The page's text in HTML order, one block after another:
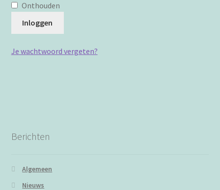
Onthouden
Inloggen
Je wachtwoord vergeten?
Berichten
Algemeen
Nieuws